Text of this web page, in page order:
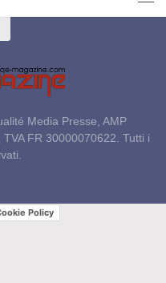
Media Presse, AMP
FR 30000070622. Tutti i
Policy